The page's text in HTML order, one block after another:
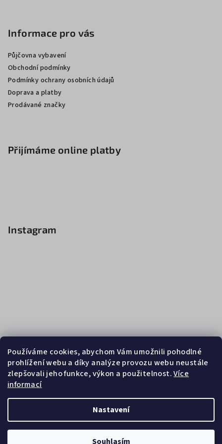
Používáme cookies, abychom Vám umožnili pohodlné
prohlížení webu a díky analýze provozu webu neustále
zlepšovali jeho funkce, výkon a použitelnost.Více
informací
Nastavení
Souhlasím
Informace pro vás
Půjčovna vybavení
Obchodní podmínky
Podmínky ochrany osobních údajů
Doprava a platby
Prodávané značky
Přijímáme online platby
Instagram
Sledovat na Instagramu